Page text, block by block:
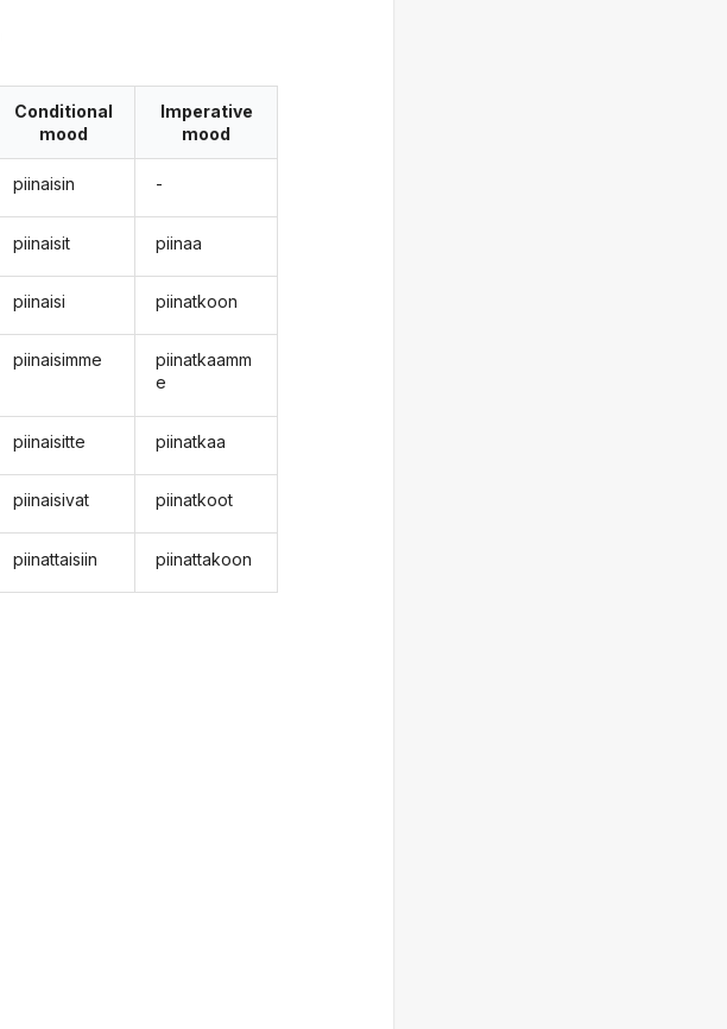
Conditional
mood
piinaisin
piinaisit
piinaisi
piinaisimme
piinaisitte
piinaisivat
piinattaisiin
Imperative
mood
-
piinaa
piinatkoon
piinatkaamm
e
piinatkaa
piinatkoot
piinattakoon